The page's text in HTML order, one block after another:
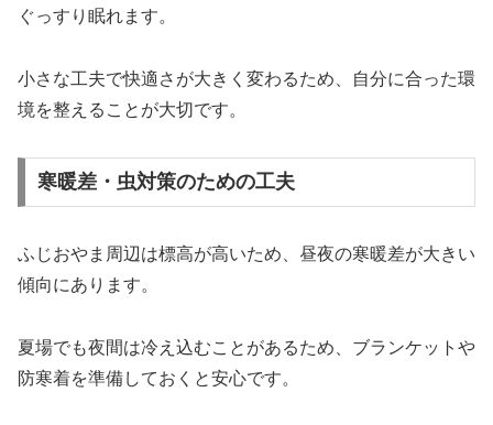
ぐっすり眠れます。
小さな工夫で快適さが大きく変わるため、自分に合った環
境を整えることが大切です。
寒暖差・虫対策のための工夫
ふじおやま周辺は標高が高いため、昼夜の寒暖差が大きい
傾向にあります。
夏場でも夜間は冷え込むことがあるため、ブランケットや
防寒着を準備しておくと安心です。